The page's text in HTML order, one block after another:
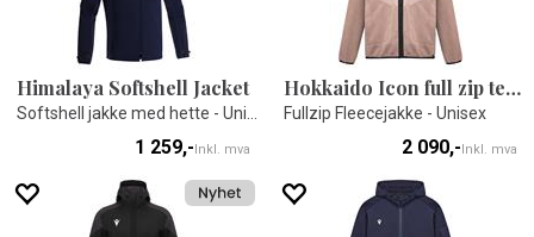
Himalaya Softshell Jacket
1 259,-Inkl. mva
Hokkaido Icon full zip teddy
Fullzip Fleecejakke - Unisex
2 090,-Inkl. mva